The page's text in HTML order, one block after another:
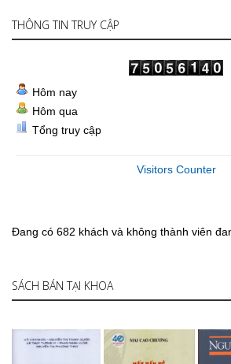
THÔNG TIN TRUY CẬP
Hôm nay
Hôm qua
Tổng truy cập
Visitors Counter
Đang có 682 khách và không thành viên
SÁCH BÁN TẠI KHOA